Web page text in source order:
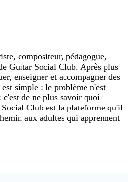
compositeur, pédagogue,
Guitar Social Club. Après plus
enseigner et accompagner des
simple : le problème n'est
de ne plus savoir quoi
Club est la plateforme qu'il
aux adultes qui apprennent